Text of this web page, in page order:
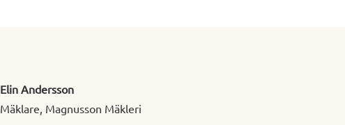
Elin Andersson
Mäklare, Magnusson Mäkleri